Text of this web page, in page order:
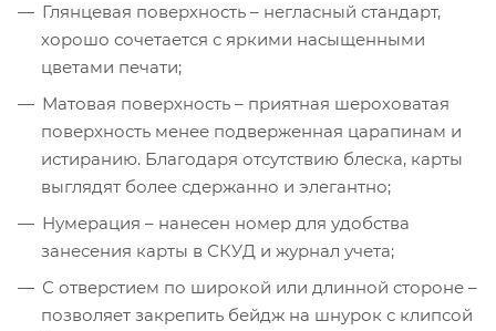
Глянцевая поверхность – негласный стандарт,
хорошо сочетается с яркими насыщенными
цветами печати;
Матовая поверхность – приятная шероховатая
поверхность менее подверженная царапинам и
истиранию. Благодаря отсутствию блеска, карты
выглядят более сдержанно и элегантно;
Нумерация – нанесен номер для удобства
занесения карты в СКУД и журнал учета;
С отверстием по широкой или длинной стороне –
позволяет закрепить бейдж на шнурок с клипсой